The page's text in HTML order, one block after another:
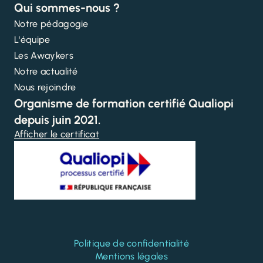
Qui sommes-nous ?
Notre pédagogie
L'équipe
Les Awaykers
Notre actualité
Nous rejoindre
Organisme de formation certifié Qualiopi
depuis juin 2021.
Afficher le certificat
Politique de confidentialité
Mentions légales